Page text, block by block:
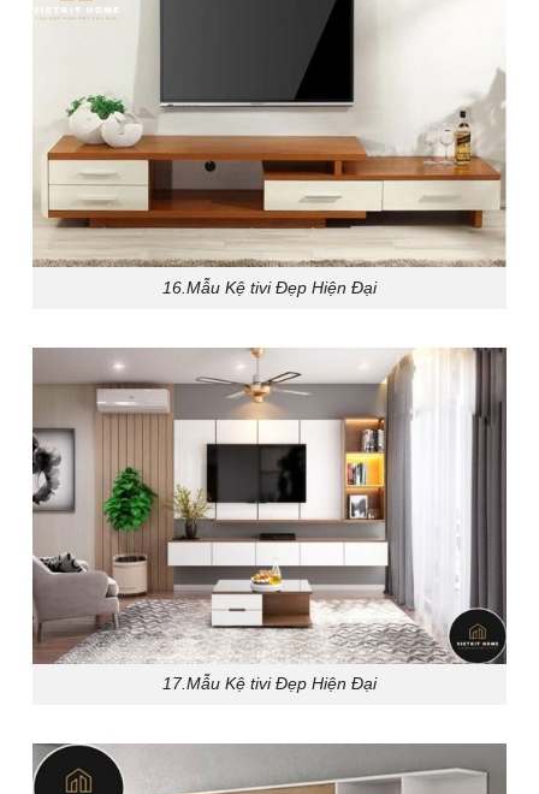
16.Mẫu Kệ tivi Đẹp Hiện Đại
17.Mẫu Kệ tivi Đẹp Hiện Đại